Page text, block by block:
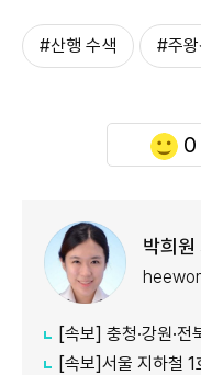
#산행 수색 #주왕
0
박희원
[속보] 충청·강원·
[속보]서울 지하철 1